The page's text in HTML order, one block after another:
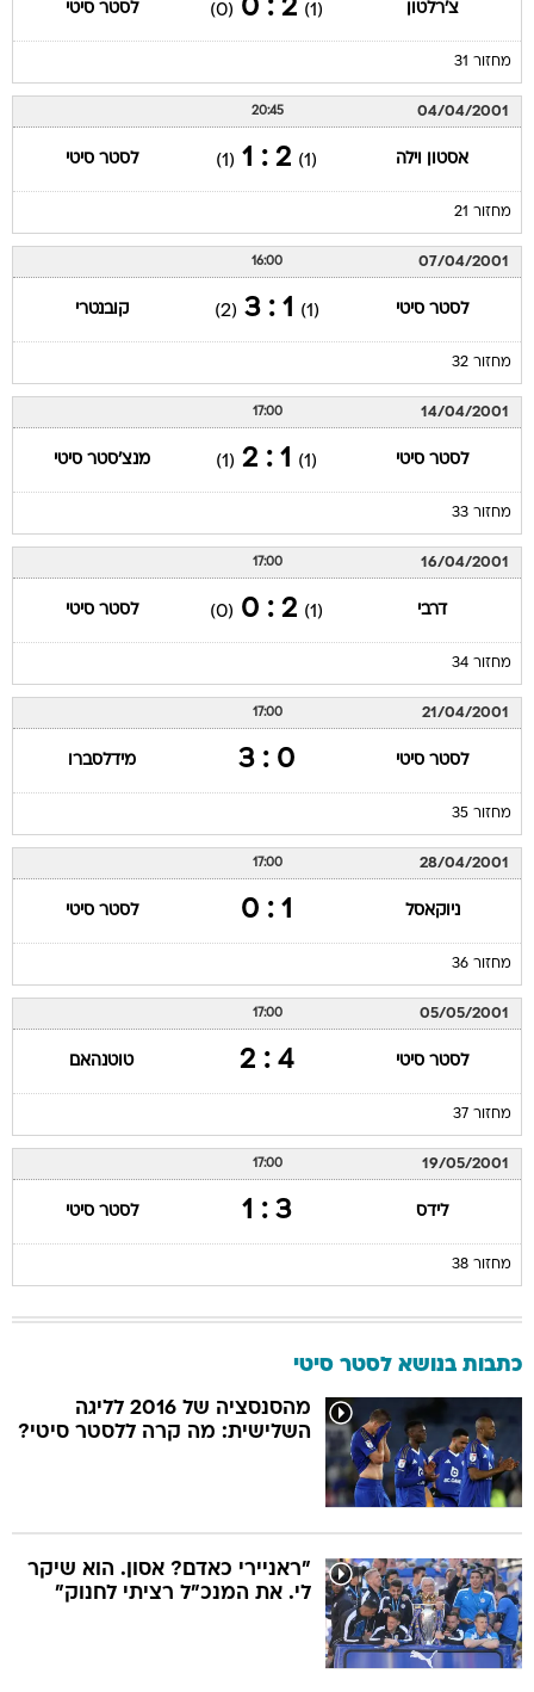
צ'רלטון (1)
2 : 0
(0) לסטר סיטי
מחזור 31
04/04/2001
20:45
אסטון וילה (1)
2 : 1
(1) לסטר סיטי
מחזור 21
07/04/2001
16:00
לסטר סיטי (1)
1 : 3
(2) קובנטרי
מחזור 32
14/04/2001
17:00
לסטר סיטי (1)
1 : 2
(1) מנצ'סטר סיטי
מחזור 33
16/04/2001
17:00
דרבי (1)
2 : 0
(0) לסטר סיטי
מחזור 34
21/04/2001
17:00
לסטר סיטי 0 : 3 מידלסברו
מחזור 35
28/04/2001
17:00
ניוקאסל 1 : 0 לסטר סיטי
מחזור 36
05/05/2001
17:00
לסטר סיטי 4 : 2 טוטנהאם
מחזור 37
19/05/2001
17:00
לידס 3 : 1 לסטר סיטי
מחזור 38
כתבות בנושא לסטר סיטי
מהסנסציה של 2016 לליגה
השלישית: מה קרה ללסטר סיטי?
"ראניירי כאדם? אסון. הוא שיקר
לי. את המנכ"ל רציתי לחנוק"